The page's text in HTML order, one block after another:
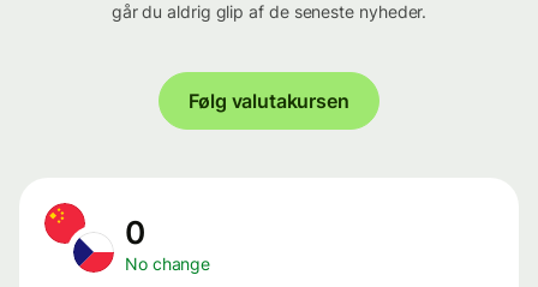
går du aldrig glip af de seneste nyheder.
Følg valutakursen
0
No change